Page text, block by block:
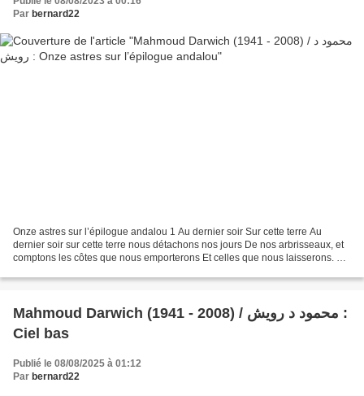
Par bernard22
Onze astres sur l’épilogue andalou 1 Au dernier soir Sur cette terre Au
dernier soir sur cette terre nous détachons nos jours De nos arbrisseaux, et
comptons les côtes que nous emporterons Et celles que nous laisserons. Là.
Mahmoud Darwich (1941 - 2008) / محمود د رويش :
Ciel bas
Publié le 08/08/2025 à 01:12
Par bernard22